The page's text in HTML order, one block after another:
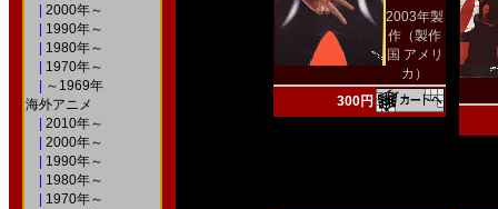
2000年～
1990年～
1980年～
1970年～
～1969年
海外アニメ
2010年～
2000年～
1990年～
1980年～
1970年～
2003年製
作（製作
国 アメリ
カ）
300円